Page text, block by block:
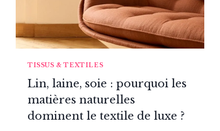
MURALE
TISSUS & TEXTILES
Lin, laine, soie : pourquoi les
matières naturelles
dominent le textile de luxe ?